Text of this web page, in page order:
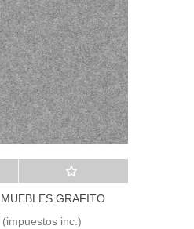
A lista de deseos
GRAFITO
(impuestos inc.)